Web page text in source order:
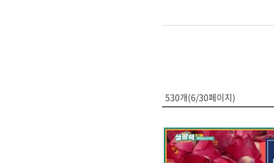
530개(6/30페이지)